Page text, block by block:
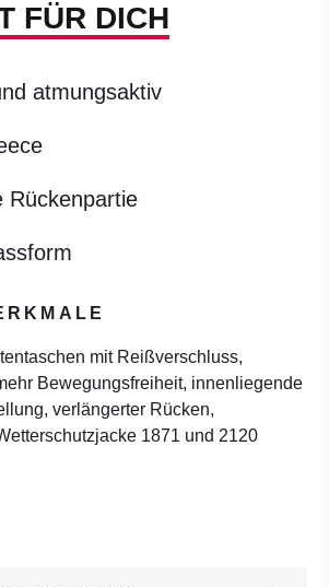
FÜR DICH
atmungsaktiv
Rückenpartie
mit Reißverschluss,
Bewegungsfreiheit, innenliegende
verlängerter Rücken,
1871 und 2120